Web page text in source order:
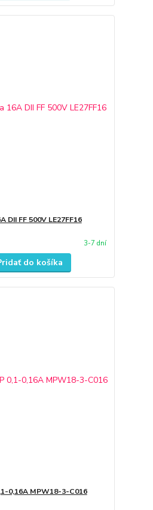
DII FF 500V LE27FF16
3-7 dní
do košíka
0,16A MPW18-3-C016